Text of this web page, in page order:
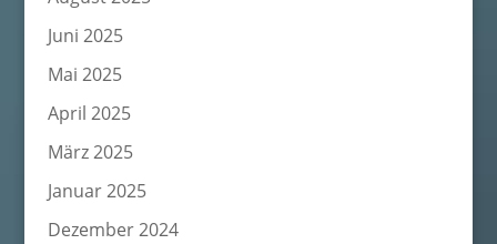
Juni 2025
Mai 2025
April 2025
März 2025
Januar 2025
Dezember 2024